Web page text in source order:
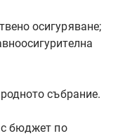
осигуряване;
събрание.
с бюджет по